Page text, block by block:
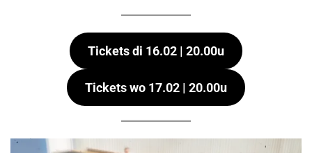
Tickets di 16.02 | 20.00u
Tickets wo 17.02 | 20.00u